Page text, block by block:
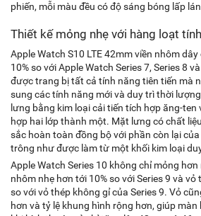
phiến, mỗi màu đều có độ sáng bóng lấp
Thiết kế mỏng nhẹ với hàng loạt
Apple Watch S10 LTE 42mm viền nhôm
10% so với Apple Watch Series 7, Series 8 và
được trang bị tất cả tính năng tiên tiến mà
sung các tính năng mới và duy trì thời
lưng bằng kim loại cải tiến tích hợp ăng-ten
hợp hai lớp thành một. Mặt lưng có chất
sắc hoàn toàn đồng bộ với phần còn lại
trông như được làm từ một khối kim loại
Apple Watch Series 10 không chỉ mỏng
nhôm nhẹ hơn tới 10% so với Series 9 và
so với vỏ thép không gỉ của Series 9. Vỏ
hơn và tỷ lệ khung hình rộng hơn, giúp